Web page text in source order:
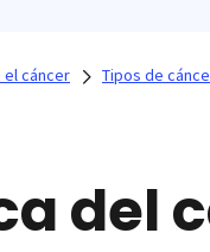
el cáncer Tipos de
del